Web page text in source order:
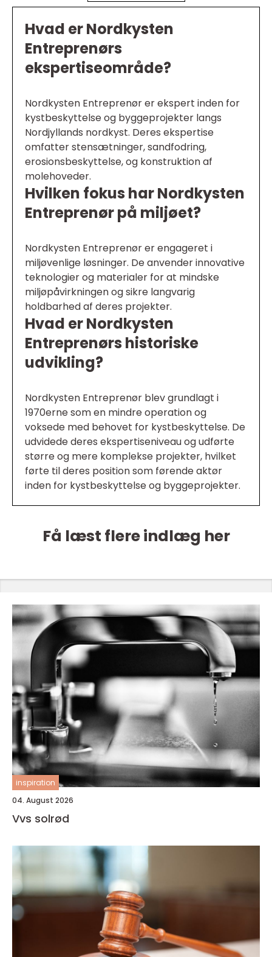
Hvad er Nordkysten
Entreprenørs
ekspertiseområde?
Nordkysten Entreprenør er ekspert inden for
kystbeskyttelse og byggeprojekter langs
Nordjyllands nordkyst. Deres ekspertise
omfatter stensætninger, sandfodring,
erosionsbeskyttelse, og konstruktion af
molehoveder.
Hvilken fokus har Nordkysten
Entreprenør på miljøet?
Nordkysten Entreprenør er engageret i
miljøvenlige løsninger. De anvender innovative
teknologier og materialer for at mindske
miljøpåvirkningen og sikre langvarig
holdbarhed af deres projekter.
Hvad er Nordkysten
Entreprenørs historiske
udvikling?
Nordkysten Entreprenør blev grundlagt i
1970erne som en mindre operation og
voksede med behovet for kystbeskyttelse. De
udvidede deres ekspertiseniveau og udførte
større og mere komplekse projekter, hvilket
førte til deres position som førende aktør
inden for kystbeskyttelse og byggeprojekter.
Få læst flere indlæg her
inspiration
04. August 2026
Vvs solrød